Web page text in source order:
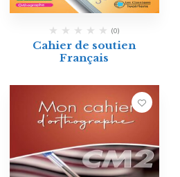
(0)
Cahier de soutien
Français